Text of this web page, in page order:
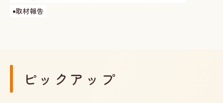
取材報告
ピックアップ